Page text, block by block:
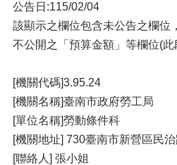
公告日:115/02/04
該顯示之欄位包含未公告之欄位
不公開之「預算金額」等欄位(
[機關代碼]3.95.24
[機關名稱]臺南市政府勞工局
[單位名稱]勞動條件科
[機關地址] 730臺南市新營區民
[聯絡人] 張小姐